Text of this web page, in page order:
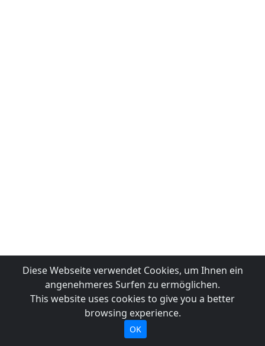
Diese Webseite verwendet Cookies, um Ihnen ein
angenehmeres Surfen zu ermöglichen.
This website uses cookies to give you a better
browsing experience.
OK